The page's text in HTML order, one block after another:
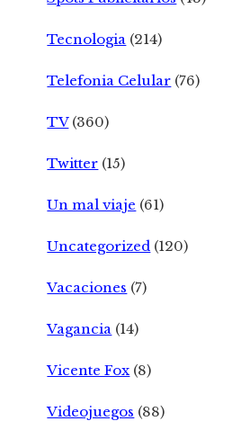
Tecnologia (214)
Telefonia Celular (76)
TV(360)
Twitter (15)
Un mal viaje (61)
Uncategorized (120)
Vacaciones (7)
Vagancia (14)
Vicente Fox (8)
Videojuegos (88)